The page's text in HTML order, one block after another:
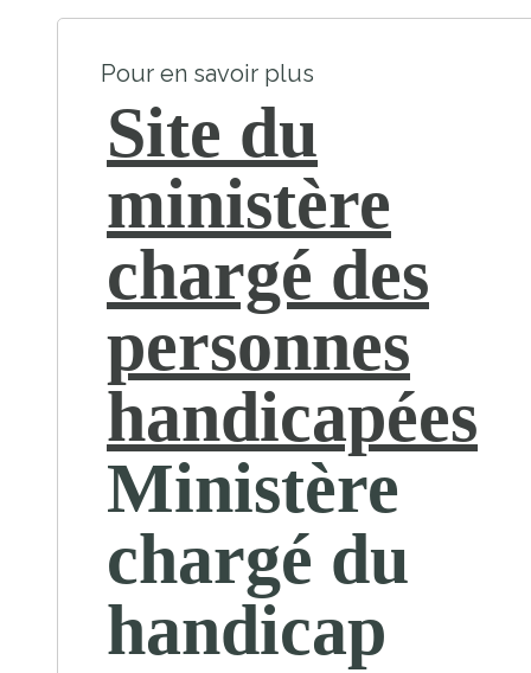
Pour en savoir plus
Site du
ministère
chargé des
personnes
handicapées
Ministère
chargé du
handicap